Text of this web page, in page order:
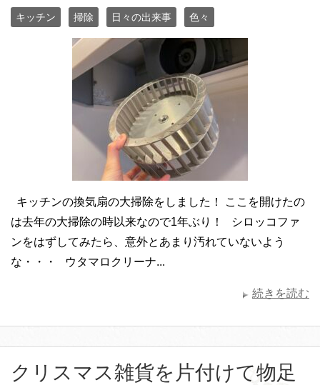
キッチン 掃除 日々の出来事 色々
キッチンの換気扇の大掃除をしました！ ここを開けたの
は去年の大掃除の時以来なので1年ぶり！ シロッコファ
ンをはずしてみたら、意外とあまり汚れていないよう
な・・・ ウタマロクリーナ...
続きを読む
クリスマス雑貨を片付けて物足